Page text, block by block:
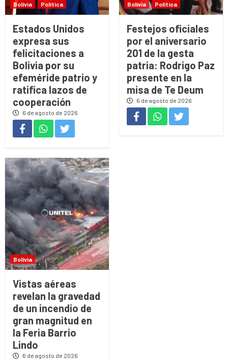
Bolivia Política
Estados Unidos
expresa sus
felicitaciones a
Bolivia por su
efeméride patrio y
ratifica lazos de
cooperación
6 de agosto de 2026
Bolivia Política
Festejos oficiales
por el aniversario
201 de la gesta
patria: Rodrigo Paz
presente en la
misa de Te Deum
6 de agosto de 2026
Bolivia
Vistas aéreas
revelan la gravedad
de un incendio de
gran magnitud en
la Feria Barrio
Lindo
6 de agosto de 2026